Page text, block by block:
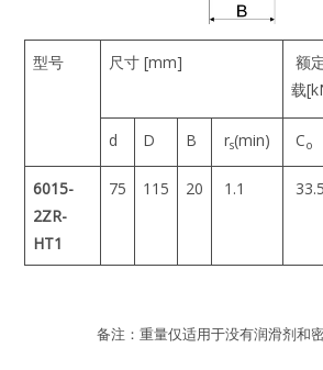
型号 尺寸 [mm]
额
载
d D B rs(min) Co
6015-
2ZR-
HT1
75 115 20 1.1
备注：重量仅适用于没有润滑剂和